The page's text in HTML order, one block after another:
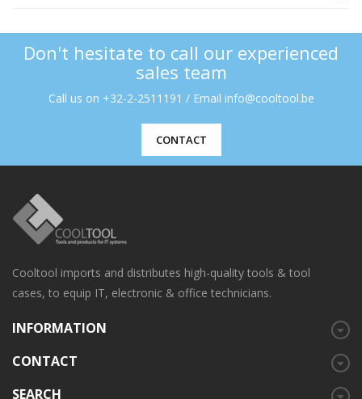
Don't hesitate to call our experienced
sales team
Call us on +32-2-2511191 / Email info@cooltool.be
CONTACT
Cooltool imports and distributes high-quality tools & tool
cases, to equip IT, electronic & office technicians.
INFORMATION
CONTACT
SEARCH